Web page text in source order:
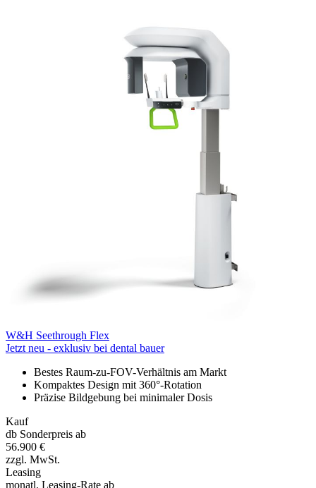
W&H Seethrough Flex
Jetzt neu - exklusiv bei dental bauer
Bestes Raum-zu-FOV-Verhältnis am Markt
Kompaktes Design mit 360°-Rotation
Präzise Bildgebung bei minimaler Dosis
Kauf
db Sonderpreis ab
56.900 €
zzgl. MwSt.
Leasing
monatl. Leasing-Rate ab